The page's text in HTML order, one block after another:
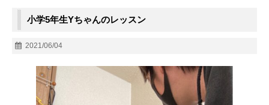
小学5年生Yちゃんのレッスン
2021/06/04